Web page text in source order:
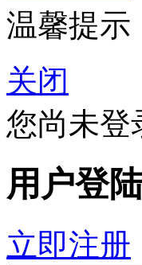
温馨提示
关闭
您尚未登
用户登
立即注册